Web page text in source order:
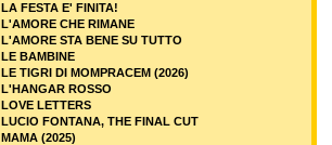
LA FESTA E' FINITA!
L'AMORE CHE RIMANE
L'AMORE STA BENE SU TUTTO
LE BAMBINE
LE TIGRI DI MOMPRACEM (2026)
L'HANGAR ROSSO
LOVE LETTERS
LUCIO FONTANA, THE FINAL CUT
MAMA (2025)